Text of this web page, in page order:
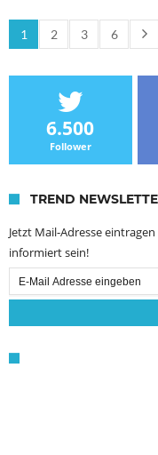
1 2 3 6
6.500
Follower
TREND
Jetzt Mail-Adresse
informiert sein!
Email
Subscription